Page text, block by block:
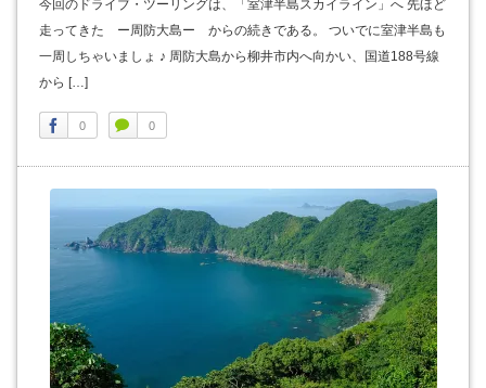
今回のドライブ・ツーリングは、「室津半島スカイライン」へ 先ほど
走ってきた ー周防大島ー からの続きである。 ついでに室津半島も
一周しちゃいましょ ♪ 周防大島から柳井市内へ向かい、国道188号線
から […]
0 0